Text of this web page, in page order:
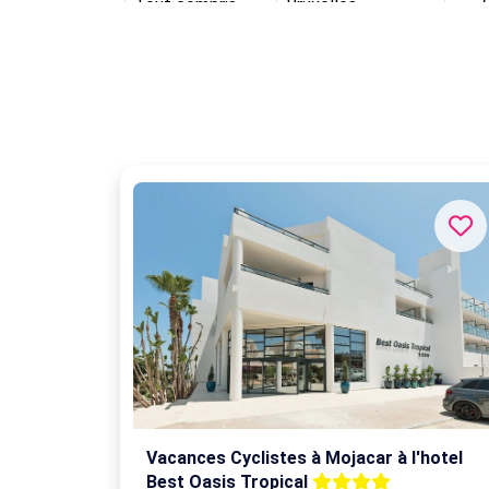
Tout compris Bruxelles
Tout compris Bruxelles
Tout compris Bruxelles
Tout compris
Tout compris Bruxelles
Vacances Cyclistes à Mojacar à l'hotel
Best Oasis Tropical